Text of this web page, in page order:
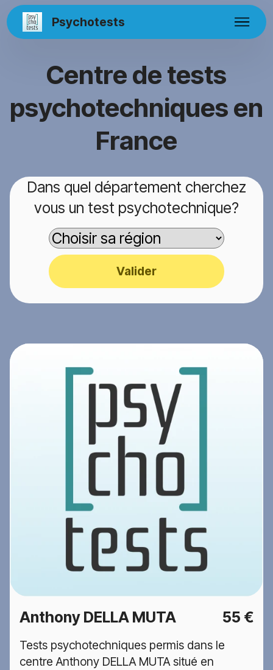
Psychotests
Centre de tests
psychotechniques en
France
Dans quel département cherchez
vous un test psychotechnique?
Valider
Anthony DELLA MUTA 55 €
Tests psychotechniques permis dans le
centre Anthony DELLA MUTA situé en